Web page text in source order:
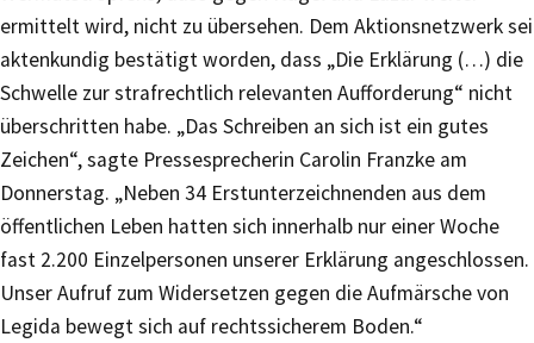
ermittelt wird, nicht zu übersehen. Dem Aktionsnetzwerk sei
aktenkundig bestätigt worden, dass „Die Erklärung (…) die
Schwelle zur strafrechtlich relevanten Aufforderung“ nicht
überschritten habe. „Das Schreiben an sich ist ein gutes
Zeichen“, sagte Pressesprecherin Carolin Franzke am
Donnerstag. „Neben 34 Erstunterzeichnenden aus dem
öffentlichen Leben hatten sich innerhalb nur einer Woche
fast 2.200 Einzelpersonen unserer Erklärung angeschlossen.
Unser Aufruf zum Widersetzen gegen die Aufmärsche von
Legida bewegt sich auf rechtssicherem Boden.“